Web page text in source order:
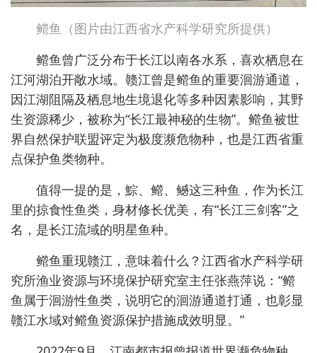
鳤鱼（图片由江西省水产科学研究所提供）
鳤鱼曾广泛分布于长江以南各水系，喜欢栖息在
江河湖泊开敞水域。赣江曾是鳤鱼的重要洄游通道，
因江湖阻隔及栖息地生境退化等多种因素影响，其野
生资源稀少，被称为“长江最神秘的生物”。鳤鱼被世
界自然保护联盟评定为极度濒危物种，也是江西省重
点保护鱼类物种。
值得一提的是，鯮、鳤、鳡这三种鱼，作为长江
里的掠食性鱼类，身材修长优美，有“长江三剑客”之
名，是长江流域的明星鱼种。
鳤鱼重现赣江，意味着什么？江西省水产科学研
究所渔业资源与环境保护研究室主任张燕萍说：“鳤
鱼属于洄游性鱼类，说明它的洄游通道打通，也彰显
赣江水域对鳤鱼资源保护措施成效明显。”